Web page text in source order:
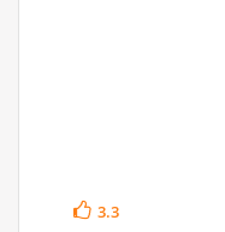
3.3